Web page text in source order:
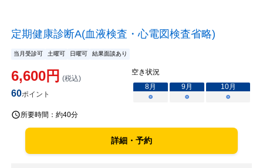
定期健康診断A(血液検査・心電図検査省略)
当月受診可 土曜可 日曜可 結果面談あり
6,600円 (税込)
60ポイント
空き状況
8月 9月 10月
○
○ ○
所要時間： 約40分
詳細・予約